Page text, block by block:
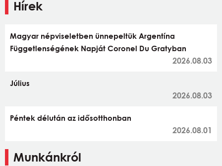
Hírek
Magyar népviseletben ünnepeltük Argentína
Függetlenségének Napját Coronel Du Gratyban
2026.08.03
Július
2026.08.03
Péntek délután az idősotthonban
2026.08.01
Munkánkról